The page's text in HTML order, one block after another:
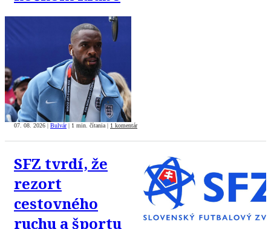
07. 08. 2026 Bulvár 1 min. čítania 1 komentár
SFZ tvrdí, že
rezort
cestovného
ruchu a športu